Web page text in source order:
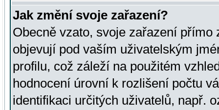
Jak změní svoje zařazení?
Obecně vzato, svoje zařazení přímo
objevují pod vaším uživatelským
profilu, což záleží na použitém
hodnocení úrovní k rozlišení počtu
identifikaci určitých uživatelů, např.